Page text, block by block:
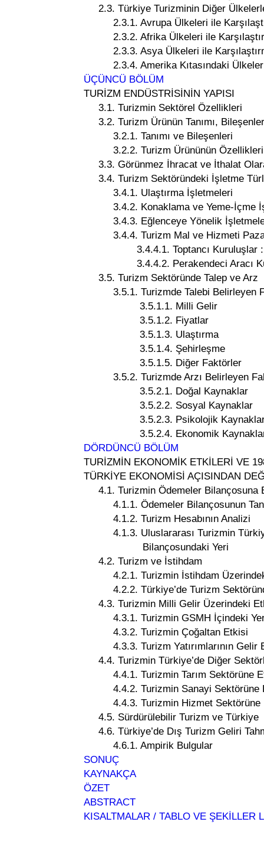
2.3. Türkiye Turizminin Diğer Ülkelerle
2.3.1. Avrupa Ülkeleri ile
2.3.2. Afrika Ülkeleri ile
2.3.3. Asya Ülkeleri ile
2.3.4. Amerika Kıtasındaki Ülkeler
ÜÇÜNCÜ BÖLÜM
TURİZM ENDÜSTRİSİNİN YAPISI
3.1. Turizmin Sektörel Özellikleri
3.2. Turizm Ürünün Tanımı,
3.2.1. Tanımı ve Bileşenleri
3.2.2. Turizm Ürününün Özellikleri
3.3. Görünmez İhracat ve İthalat
3.4. Turizm Sektöründeki İşletme
3.4.1. Ulaştırma İşletmeleri
3.4.2. Konaklama ve Yeme-İçme
3.4.3. Eğlenceye Yönelik
3.4.4. Turizm Mal ve Hizmeti
3.4.4.1. Toptancı Kuruluşlar :
3.4.4.2. Perakendeci Aracı
3.5. Turizm Sektöründe Talep ve Arz
3.5.1. Turizmde Talebi Belirleyen
3.5.1.1. Milli Gelir
3.5.1.2. Fiyatlar
3.5.1.3. Ulaştırma
3.5.1.4. Şehirleşme
3.5.1.5. Diğer Faktörler
3.5.2. Turizmde Arzı Belirleyen
3.5.2.1. Doğal Kaynaklar
3.5.2.2. Sosyal Kaynaklar
3.5.2.3. Psikolojik
3.5.2.4. Ekonomik
DÖRDÜNCÜ BÖLÜM
TURİZMİN EKONOMİK ETKİLERİ VE
TÜRKİYE EKONOMİSİ AÇISINDAN
4.1. Turizmin Ödemeler Bilançosuna
4.1.1. Ödemeler Bilançosunun
4.1.2. Turizm Hesabının Analizi
4.1.3. Uluslararası Turizmin
Bilançosundaki Yeri
4.2. Turizm ve İstihdam
4.2.1. Turizmin İstihdam
4.2.2. Türkiye’de Turizm
4.3. Turizmin Milli Gelir Üzerindeki
4.3.1. Turizmin GSMH İçindeki
4.3.2. Turizmin Çoğaltan Etkisi
4.3.3. Turizm Yatırımlarının Gelir
4.4. Turizmin Türkiye’de Diğer
4.4.1. Turizmin Tarım Sektörüne
4.4.2. Turizmin Sanayi Sektörüne
4.4.3. Turizmin Hizmet Sektörüne
4.5. Sürdürülebilir Turizm ve Türkiye
4.6. Türkiye’de Dış Turizm Geliri
4.6.1. Ampirik Bulgular
SONUÇ
KAYNAKÇA
ÖZET
ABSTRACT
KISALTMALAR / TABLO VE ŞEKİLLER